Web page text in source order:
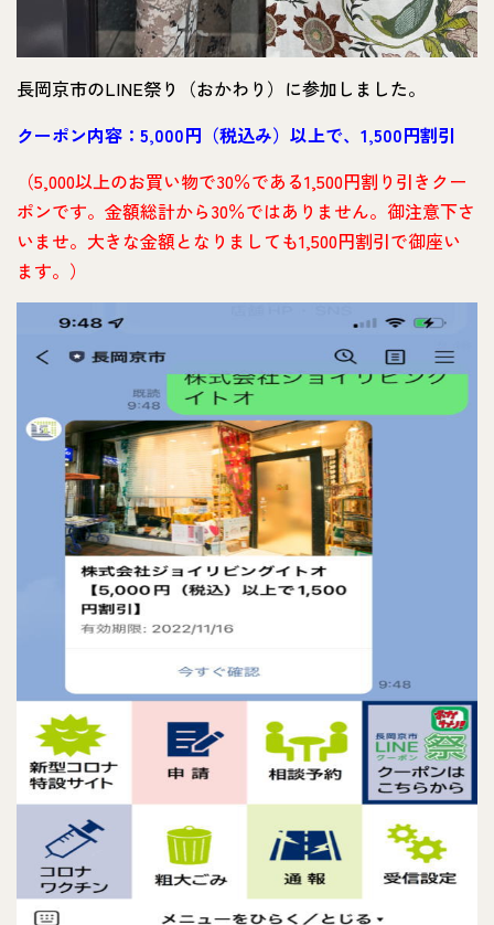
長岡京市のLINE祭り（おかわり）に参加しました。
クーポン内容：5,000円（税込み）以上で、1,500円割引
（5,000以上のお買い物で30％である1,500円割り引きクー
ポンです。金額総計から30％ではありません。御注意下さ
いませ。大きな金額となりましても1,500円割引で御座い
ます。）